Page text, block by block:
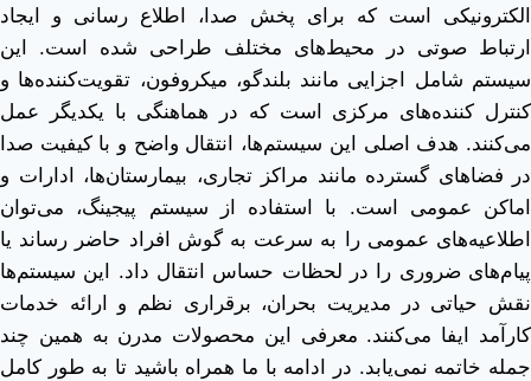
الکترونیکی است که برای پخش صدا، اطلاع ‌رسانی و ایجاد
ارتباط صوتی در محیط‌های مختلف طراحی شده است. این
سیستم شامل اجزایی مانند بلندگو، میکروفون، تقویت‌کننده‌ها و
کنترل ‌کننده‌های مرکزی است که در هماهنگی با یکدیگر عمل
می‌کنند. هدف اصلی این سیستم‌ها، انتقال واضح و با کیفیت صدا
در فضاهای گسترده مانند مراکز تجاری، بیمارستان‌ها، ادارات و
اماکن عمومی است. با استفاده از سیستم پیجینگ، می‌توان
اطلاعیه‌های عمومی را به سرعت به گوش افراد حاضر رساند یا
پیام‌های ضروری را در لحظات حساس انتقال داد. این سیستم‌ها
نقش حیاتی در مدیریت بحران، برقراری نظم و ارائه خدمات
کارآمد ایفا می‌کنند. معرفی این محصولات مدرن به همین چند
جمله خاتمه نمی‌یابد. در ادامه با ما همراه باشید تا به طور کامل